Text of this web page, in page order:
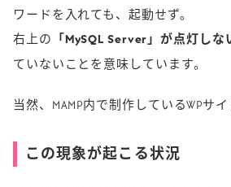
ワードを入れても、起動せず。
右上の
「MySQL Server」が点灯しな
ていないことを意味しています。
当然、MAMP内で制作しているWPサ
この現象が起こる状況